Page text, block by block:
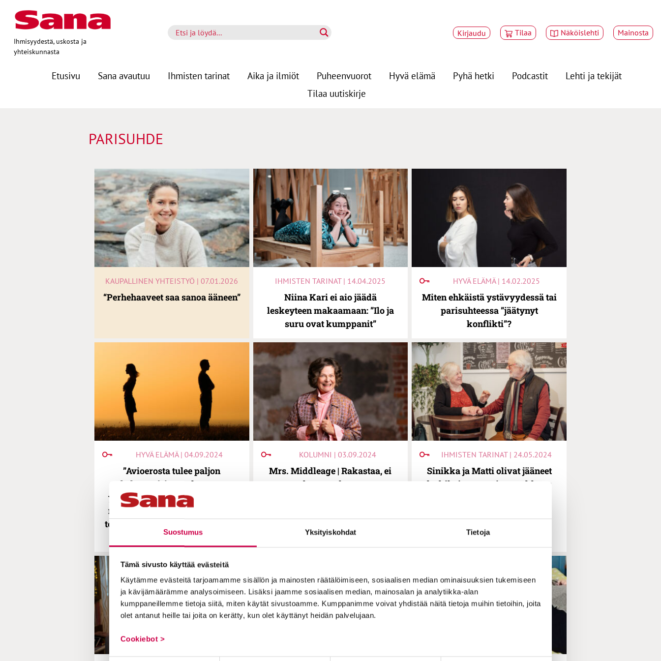
Suostumus Yksityiskohdat Tietoja
Tämä sivusto käyttää evästeitä
Käytämme evästeitä tarjoamamme sisällön ja mainosten räätälöimiseen, sosiaalisen median ominaisuuksien tukemiseen
ja kävijämäärämme analysoimiseen. Lisäksi jaamme sosiaalisen median, mainosalan ja analytiikka-alan
kumppaneillemme tietoja siitä, miten käytät sivustoamme. Kumppanimme voivat yhdistää näitä tietoja muihin tietoihin, joita
olet antanut heille tai joita on kerätty, kun olet käyttänyt heidän palvelujaan.
Cookiebot >
Ihmisyydestä, uskosta ja
yhteiskunnasta
Kirjaudu Tilaa Näköislehti Mainosta
Etusivu Sana avautuu Ihmisten tarinat Aika ja ilmiöt Puheenvuorot Hyvä elämä Pyhä hetki Podcastit
Lehti ja tekijät
Tilaa uutiskirje
PARISUHDE
KAUPALLINEN YHTEISTYÖ | 07.01.2026
“Perhehaaveet saa sanoa ääneen”
IHMISTEN TARINAT | 14.04.2025
Niina Kari ei aio jäädä
leskeyteen makaamaan: ”Ilo ja
suru ovat kumppanit”
HYVÄ ELÄMÄ | 14.02.2025
Miten ehkäistä ystävyydessä tai
parisuhteessa ”jäätynyt
konflikti”?
HYVÄ ELÄMÄ | 04.09.2024
”Avioerosta tulee paljon
helpompi, jos molemmat
ymmärtävät oman osuutensa”,
neuvoo Parempi avioliitto ry:n
toiminnanjohtaja Hanna Ranssi-
Matikainen
KOLUMNI | 03.09.2024
Mrs. Middleage | Rakastaa, ei
rakasta, rakastaa
IHMISTEN TARINAT | 24.05.2024
Sinikka ja Matti olivat jääneet
leskiksi, mutta sitten rakkaus